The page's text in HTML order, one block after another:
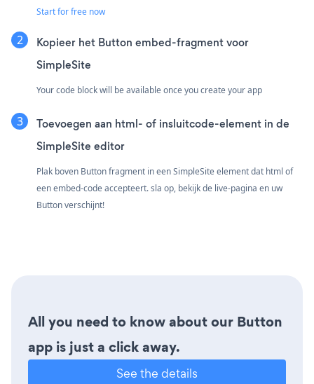
Start for free now
Kopieer het Button embed-fragment voor
SimpleSite
Your code block will be available once you create your app
Toevoegen aan html- of insluitcode-element in de
SimpleSite editor
Plak boven Button fragment in een SimpleSite element dat html of
een embed-code accepteert. sla op, bekijk de live-pagina en uw
Button verschijnt!
All you need to know about our Button
app is just a click away.
See the details